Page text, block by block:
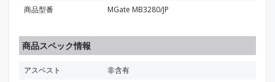
商品型番
MGate MB3280/JP
商品スペック情報
アスベスト
非含有